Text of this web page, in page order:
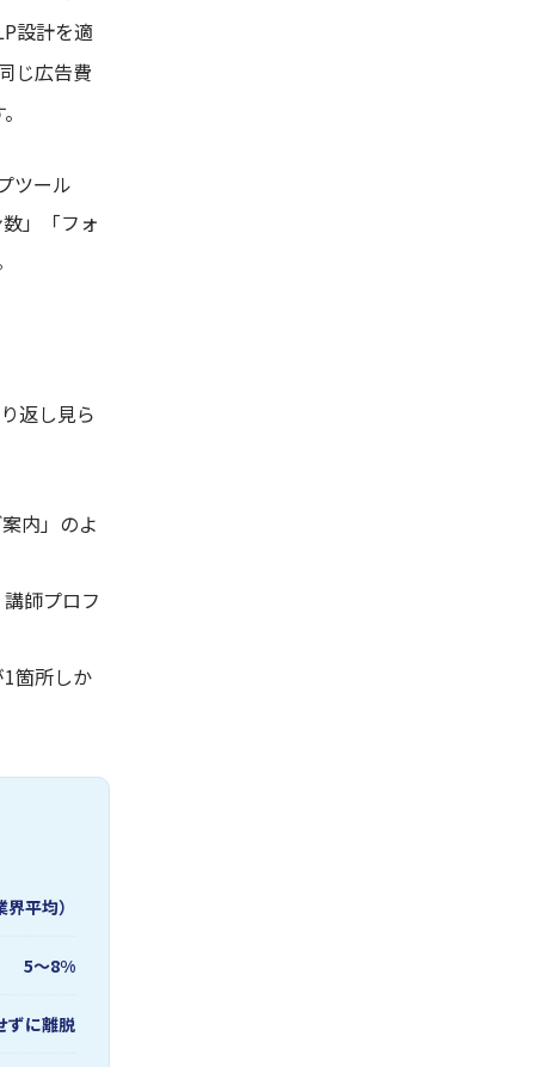
設計を適
じ広告費
ツール
」「フォ
返し見ら
内」のよ
師プロフ
1箇所しか
平均）
5〜8%
ずに離脱